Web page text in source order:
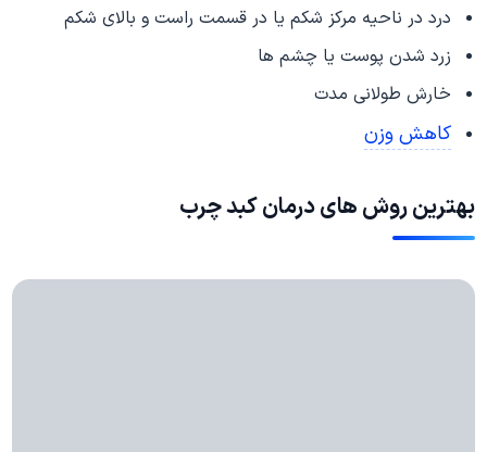
درد در ناحیه مرکز شکم یا در قسمت راست و بالای شکم
زرد شدن پوست یا چشم ها
خارش طولانی مدت
کاهش وزن
بهترین روش های درمان کبد چرب